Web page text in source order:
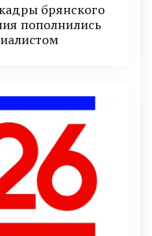
брянского
пополнились